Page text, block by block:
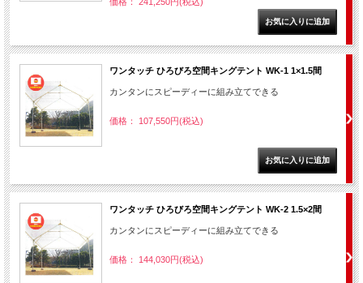
ワンタッチ ひろびろ空間キングテント WK-1 1×1.5間
カンタンにスピーディーに組み立てできる
価格： 107,550円(税込)
ワンタッチ ひろびろ空間キングテント WK-2 1.5×2間
カンタンにスピーディーに組み立てできる
価格： 144,030円(税込)